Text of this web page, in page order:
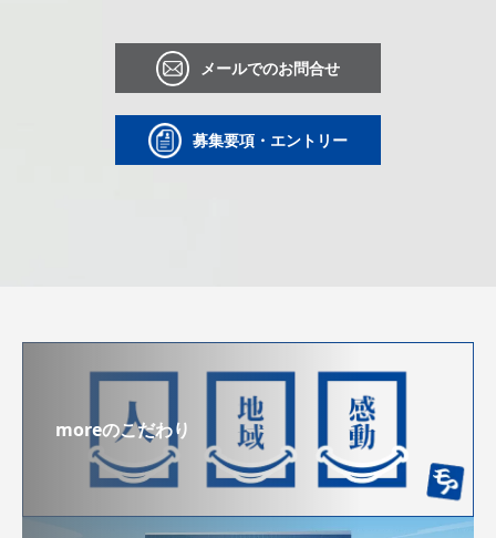
メールでのお問合せ
募集要項・エントリー
moreのこだわり